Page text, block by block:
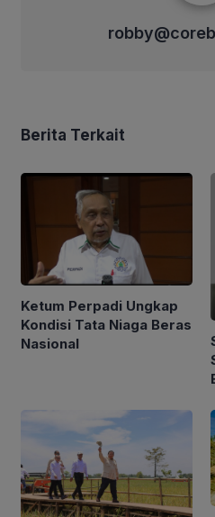
Berita Terkait
Ketum Perpadi Ungkap
Kondisi Tata Niaga Beras
Nasional